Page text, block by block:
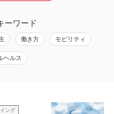
ーワード
働き方 モビリティ
ヘルス
ング